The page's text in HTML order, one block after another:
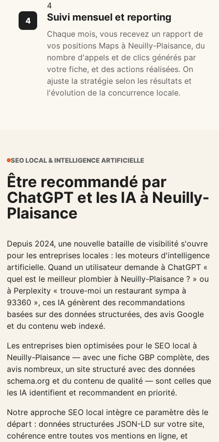
4
Suivi mensuel et reporting
Chaque mois, vous recevez un rapport de
vos positions Maps à Neuilly-Plaisance, du
nombre d'appels et de clics générés par
votre fiche, et des actions réalisées. On
ajuste la stratégie selon les résultats et
l'évolution de la concurrence locale.
SEO LOCAL & INTELLIGENCE ARTIFICIELLE
Être recommandé par
ChatGPT et les IA à Neuilly-
Plaisance
Depuis 2024, une nouvelle bataille de visibilité s'ouvre
pour les entreprises locales : les moteurs d'intelligence
artificielle. Quand un utilisateur demande à ChatGPT «
quel est le meilleur plombier à Neuilly-Plaisance ? » ou
à Perplexity « trouve-moi un restaurant sympa à
93360 », ces IA génèrent des recommandations
basées sur des données structurées, des avis Google
et du contenu web indexé.
Les entreprises bien optimisées pour le SEO local à
Neuilly-Plaisance — avec une fiche GBP complète, des
avis nombreux, un site structuré avec des données
schema.org et du contenu de qualité — sont celles que
les IA identifient et recommandent en priorité.
Notre approche SEO local intègre ce paramètre dès le
départ : données structurées JSON-LD sur votre site,
cohérence entre toutes vos mentions en ligne, et